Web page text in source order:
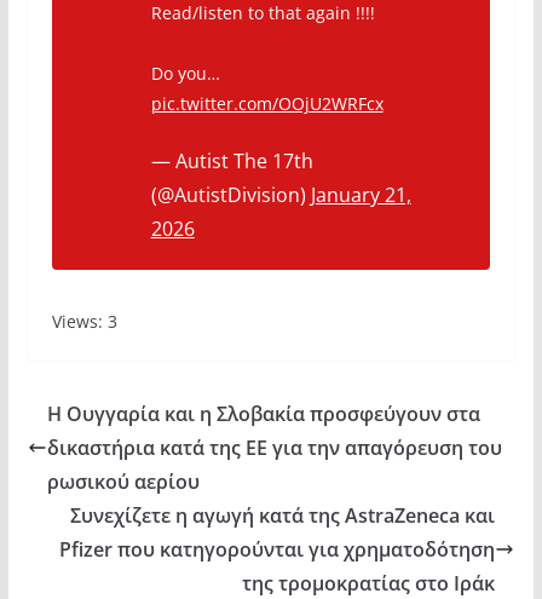
Read/listen to that again !!!!
Do you…
pic.twitter.com/OOjU2WRFcx
— Autist The 17th
(@AutistDivision) January 21,
2026
Views: 3
Η Ουγγαρία και η Σλοβακία προσφεύγουν στα
δικαστήρια κατά της ΕE για την απαγόρευση του
ρωσικού αερίου
Συνεχίζετε η αγωγή κατά της AstraZeneca και
Pfizer που κατηγορούνται για χρηματοδότηση
της τρομοκρατίας στο Ιράκ